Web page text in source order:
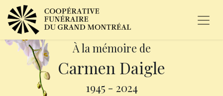
À la mémoire de
Carmen Daigle
1945 - 2024